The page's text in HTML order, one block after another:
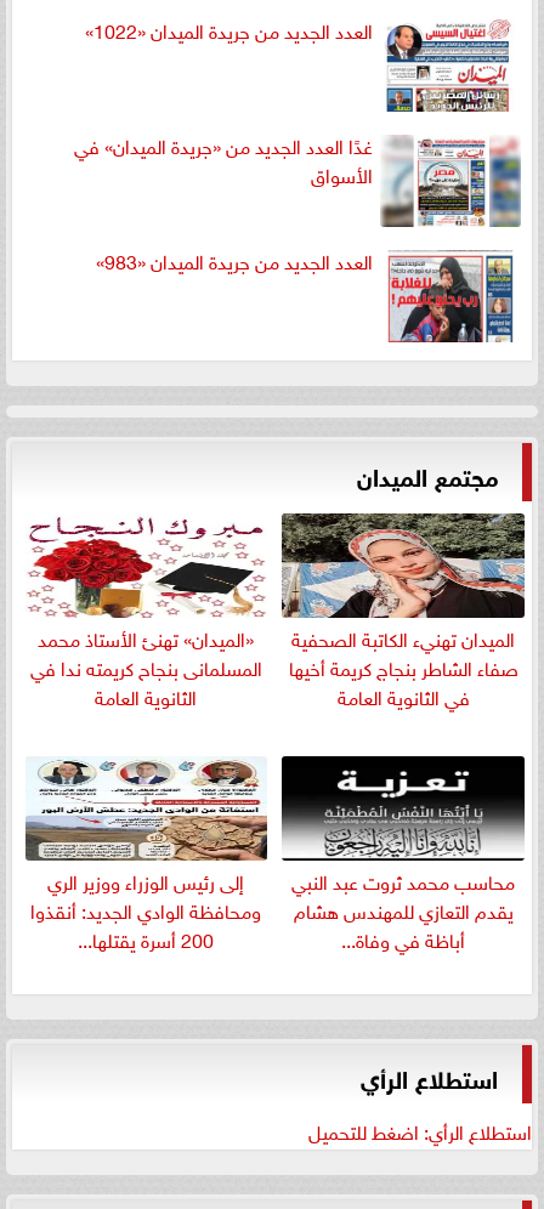
العدد الجديد من جريدة الميدان «1022»
غدًا العدد الجديد من «جريدة الميدان» في
الأسواق
العدد الجديد من جريدة الميدان «983»
مجتمع الميدان
الميدان تهنيء الكاتبة الصحفية
صفاء الشاطر بنجاج كريمة أخيها
في الثانوية العامة
«الميدان» تهنئ الأستاذ محمد
المسلمانى بنجاح كريمته ندا في
الثانوية العامة
​محاسب محمد ثروت عبد النبي
يقدم التعازي للمهندس هشام
أباظة في وفاة...
إلى رئيس الوزراء ووزير الري
ومحافظة الوادي الجديد: أنقذوا
200 أسرة يقتلها...
استطلاع الرأي
استطلاع الرأي: اضغط للتحميل